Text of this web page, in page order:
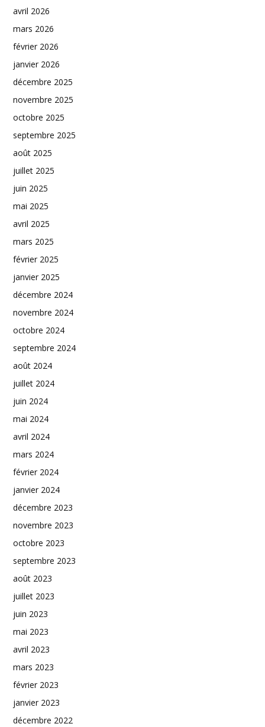
avril 2026
mars 2026
février 2026
janvier 2026
décembre 2025
novembre 2025
octobre 2025
septembre 2025
août 2025
juillet 2025
juin 2025
mai 2025
avril 2025
mars 2025
février 2025
janvier 2025
décembre 2024
novembre 2024
octobre 2024
septembre 2024
août 2024
juillet 2024
juin 2024
mai 2024
avril 2024
mars 2024
février 2024
janvier 2024
décembre 2023
novembre 2023
octobre 2023
septembre 2023
août 2023
juillet 2023
juin 2023
mai 2023
avril 2023
mars 2023
février 2023
janvier 2023
décembre 2022